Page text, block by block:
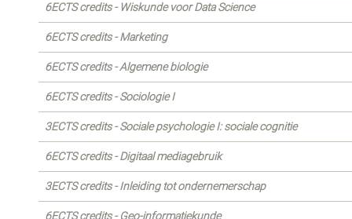
6ECTS credits - Wiskunde voor Data Science
6ECTS credits - Marketing
6ECTS credits - Algemene biologie
6ECTS credits - Sociologie I
3ECTS credits - Sociale psychologie I: sociale cognitie
6ECTS credits - Digitaal mediagebruik
3ECTS credits - Inleiding tot ondernemerschap
6ECTS credits - Geo-informatiekunde